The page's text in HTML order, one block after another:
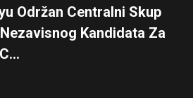
Održan Centralni Skup
Kandidata Za